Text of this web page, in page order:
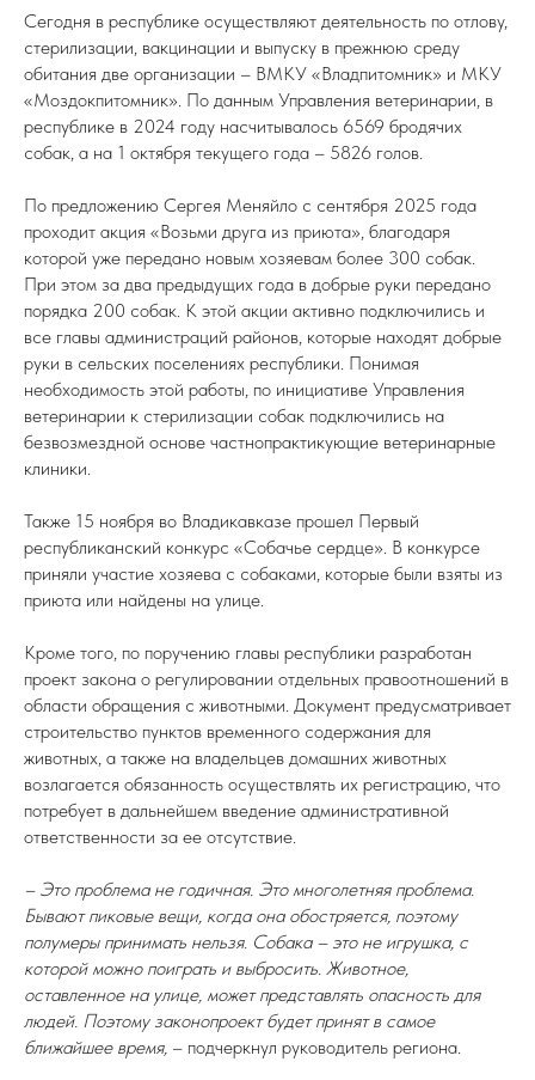
Сегодня в республике осуществляют деятельность по отлову,
стерилизации, вакцинации и выпуску в прежнюю среду
обитания две организации – ВМКУ «Владпитомник» и МКУ
«Моздокпитомник». По данным Управления ветеринарии, в
республике в 2024 году насчитывалось 6569 бродячих
собак, а на 1 октября текущего года – 5826 голов.
По предложению Сергея Меняйло с сентября 2025 года
проходит акция «Возьми друга из приюта», благодаря
которой уже передано новым хозяевам более 300 собак.
При этом за два предыдущих года в добрые руки передано
порядка 200 собак. К этой акции активно подключились и
все главы администраций районов, которые находят добрые
руки в сельских поселениях республики. Понимая
необходимость этой работы, по инициативе Управления
ветеринарии к стерилизации собак подключились на
безвозмездной основе частнопрактикующие ветеринарные
клиники.
Также 15 ноября во Владикавказе прошел Первый
республиканский конкурс «Собачье сердце». В конкурсе
приняли участие хозяева с собаками, которые были взяты из
приюта или найдены на улице.
Кроме того, по поручению главы республики разработан
проект закона о регулировании отдельных правоотношений в
области обращения с животными. Документ предусматривает
строительство пунктов временного содержания для
животных, а также на владельцев домашних животных
возлагается обязанность осуществлять их регистрацию, что
потребует в дальнейшем введение административной
ответственности за ее отсутствие.
– Это проблема не годичная. Это многолетняя проблема.
Бывают пиковые вещи, когда она обостряется, поэтому
полумеры принимать нельзя. Собака – это не игрушка, с
которой можно поиграть и выбросить. Животное,
оставленное на улице, может представлять опасность для
людей. Поэтому законопроект будет принят в самое
ближайшее время, – подчеркнул руководитель региона.